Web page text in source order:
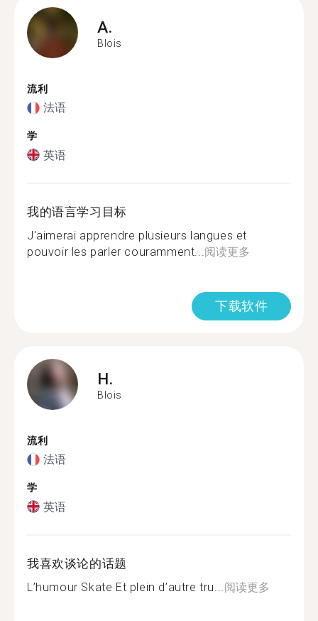
A.
Blois
流利
法语
学
英语
我的语言学习目标
J'aimerai apprendre plusieurs langues et
pouvoir les parler couramment... 阅读更多
下载软件
H.
Blois
流利
法语
学
英语
我喜欢谈论的话题
L’humour Skate Et plein d’autre tru... 阅读更多